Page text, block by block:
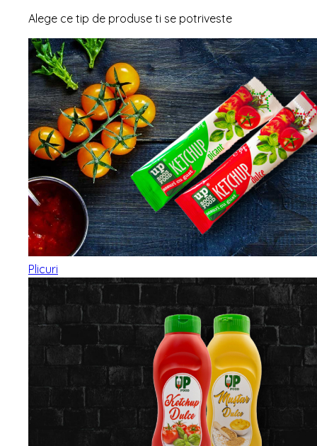
Alege ce tip de produse ti se potriveste
Plicuri